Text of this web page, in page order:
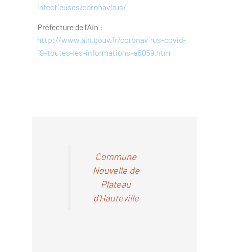
infectieuses/coronavirus/
Préfecture de l’Ain :
http://www.ain.gouv.fr/coronavirus-covid-
19-toutes-les-informations-a6059.html
Commune
Nouvelle de
Plateau
d'Hauteville